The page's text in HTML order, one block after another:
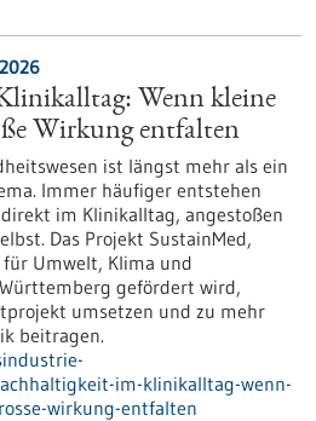
Wenn kleine
Wirkung entfalten
ist längst mehr als ein
Immer häufiger entstehen
im Klinikalltag, angestoßen
Das Projekt SustainMed,
Umwelt, Klima und
gefördert wird,
umsetzen und zu mehr
beitragen.
im-klinikalltag-wenn-
wirkung-entfalten